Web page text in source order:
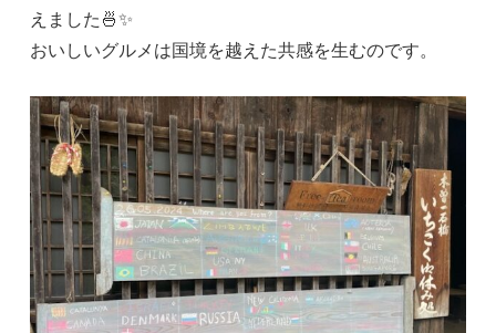
えました🍜✨
おいしいグルメは国境を越えた共感を生むのです。